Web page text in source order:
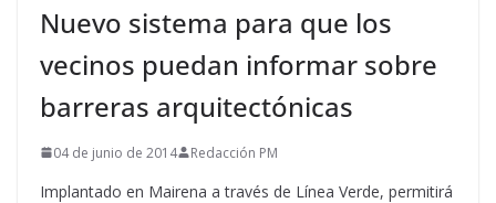
Nuevo sistema para que los
vecinos puedan informar sobre
barreras arquitectónicas
04 de junio de 2014 Redacción PM
Implantado en Mairena a través de Línea Verde, permitirá